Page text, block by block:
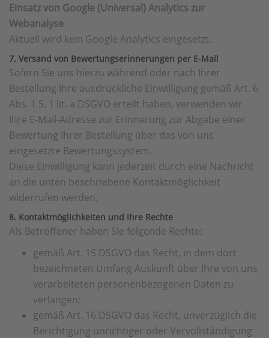
Einsatz von Google (Universal) Analytics zur
Webanalyse
Aktuell wird kein Google Analytics eingesetzt.
7. Versand von Bewertungserinnerungen per E-Mail
Sofern Sie uns hierzu während oder nach Ihrer
Bestellung Ihre ausdrückliche Einwilligung gemäß Art. 6
Abs. 1 S. 1 lit. a DSGVO erteilt haben, verwenden wir
Ihre E-Mail-Adresse zur Erinnerung zur Abgabe einer
Bewertung Ihrer Bestellung über das von uns
eingesetzte Bewertungssystem.
Diese Einwilligung kann jederzeit durch eine Nachricht
an die unten beschriebene Kontaktmöglichkeit
widerrufen werden.
8. Kontaktmöglichkeiten und Ihre Rechte
Als Betroffener haben Sie folgende Rechte:
gemäß Art. 15 DSGVO das Recht, in dem dort
bezeichneten Umfang Auskunft über Ihre von uns
verarbeiteten personenbezogenen Daten zu
verlangen;
gemäß Art. 16 DSGVO das Recht, unverzüglich die
Berichtigung unrichtiger oder Vervollständigung